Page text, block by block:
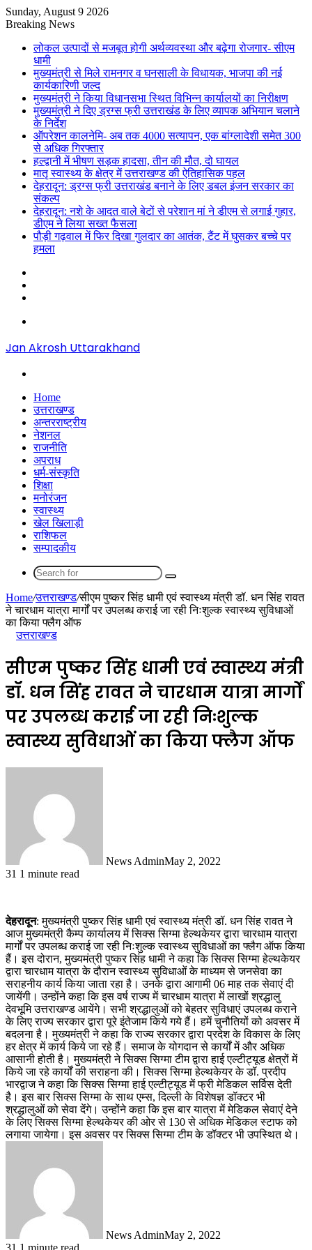
Sunday, August 9 2026
Breaking News
लोकल उत्पादों से मजबूत होगी अर्थव्यवस्था और बढ़ेगा रोजगार- सीएम
धामी
मुख्यमंत्री से मिले रामनगर व घनसाली के विधायक, भाजपा की नई
कार्यकारिणी जल्द
मुख्यमंत्री ने किया विधानसभा स्थित विभिन्न कार्यालयों का निरीक्षण
मुख्यमंत्री ने दिए ड्रग्स फ्री उत्तराखंड के लिए व्यापक अभियान चलाने
के निर्देश
ऑपरेशन कालनेमि- अब तक 4000 सत्यापन, एक बांग्लादेशी समेत 300
से अधिक गिरफ्तार
हल्द्वानी में भीषण सड़क हादसा, तीन की मौत, दो घायल
मातृ स्वास्थ्य के क्षेत्र में उत्तराखण्ड की ऐतिहासिक पहल
देहरादून: ड्रग्स फ्री उत्तराखंड बनाने के लिए डबल इंजन सरकार का
संकल्प
देहरादून: नशे के आदत वाले बेटों से परेशान मां ने डीएम से लगाई गुहार,
डीएम ने लिया सख्त फैसला
पौड़ी गढ़वाल में फिर दिखा गुलदार का आतंक, टैंट में घुसकर बच्चे पर
हमला
Jan Akrosh Uttarakhand
Home
उत्तराखण्ड
अन्तरराष्ट्रीय
नेशनल
राजनीति
अपराध
धर्म-संस्कृति
शिक्षा
मनोरंजन
स्वास्थ्य
खेल खिलाड़ी
राशिफल
सम्पादकीय
Search
for
Home/उत्तराखण्ड/सीएम पुष्कर सिंह धामी एवं स्वास्थ्य मंत्री डॉ. धन सिंह रावत
ने चारधाम यात्रा मार्गों पर उपलब्ध कराई जा रही निःशुल्क स्वास्थ्य सुविधाओं
का किया फ्लैग ऑफ
उत्तराखण्ड
सीएम पुष्कर सिंह धामी एवं स्वास्थ्य मंत्री
डॉ. धन सिंह रावत ने चारधाम यात्रा मार्गों
पर उपलब्ध कराई जा रही निःशुल्क
स्वास्थ्य सुविधाओं का किया फ्लैग ऑफ
News AdminMay 2, 2022
31 1 minute read
देहरादून: मुख्यमंत्री पुष्कर सिंह धामी एवं स्वास्थ्य मंत्री डॉ. धन सिंह रावत ने
आज मुख्यमंत्री कैम्प कार्यालय में सिक्स सिग्मा हेल्थकेयर द्वारा चारधाम यात्रा
मार्गों पर उपलब्ध कराई जा रही निःशुल्क स्वास्थ्य सुविधाओं का फ्लैग ऑफ किया
हैं। इस दोरान, मुख्यमंत्री पुष्कर सिंह धामी ने कहा कि सिक्स सिग्मा हेल्थकेयर
द्वारा चारधाम यात्रा के दौरान स्वास्थ्य सुविधाओं के माध्यम से जनसेवा का
सराहनीय कार्य किया जाता रहा है। उनके द्वारा आगामी 06 माह तक सेवाएं दी
जायेंगी। उन्होंने कहा कि इस वर्ष राज्य में चारधाम यात्रा में लाखों श्रद्धालु
देवभूमि उत्तराखण्ड आयेंगे। सभी श्रद्धालुओं को बेहतर सुविधाएं उपलब्ध कराने
के लिए राज्य सरकार द्वारा पूरे इंतेजाम किये गये हैं। हमें चुनौतियों को अवसर में
बदलना है। मुख्यमंत्री ने कहा कि राज्य सरकार द्वारा प्रदेश के विकास के लिए
हर क्षेत्र में कार्य किये जा रहे हैं। समाज के योगदान से कार्यों में और अधिक
आसानी होती है। मुख्यमंत्री ने सिक्स सिग्मा टीम द्वारा हाई एल्टीट्यूड क्षेत्रों में
किये जा रहे कार्यों की सराहना की। सिक्स सिग्मा हेल्थकेयर के डॉ. प्रदीप
भारद्वाज ने कहा कि सिक्स सिग्मा हाई एल्टीट्यूड में फ्री मेडिकल सर्विस देती
है। इस बार सिक्स सिग्मा के साथ एम्स, दिल्ली के विशेषज्ञ डॉक्टर भी
श्रद्धालुओं को सेवा देंगे। उन्होंने कहा कि इस बार यात्रा में मेडिकल सेवाएं देने
के लिए सिक्स सिग्मा हेल्थकेयर की ओर से 130 से अधिक मेडिकल स्टाफ को
लगाया जायेगा। इस अवसर पर सिक्स सिग्मा टीम के डॉक्टर भी उपस्थित थे।
News AdminMay 2, 2022
31 1 minute read